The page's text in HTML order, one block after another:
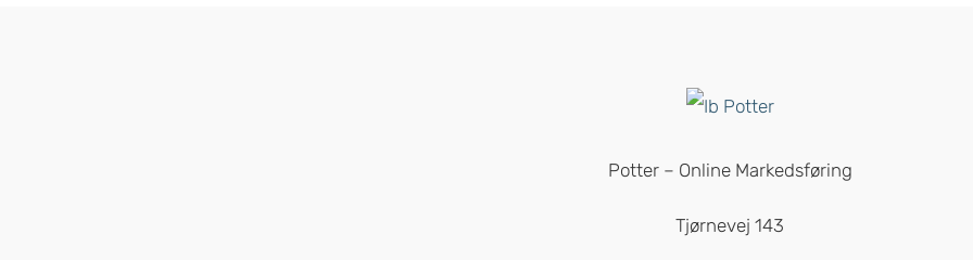
Potter – Online Markedsføring
Tjørnevej 143